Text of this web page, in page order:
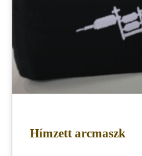
Hímzett arcmaszk